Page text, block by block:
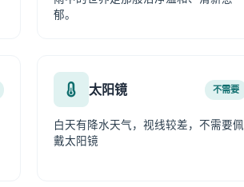
郁。
太阳镜 不需要
白天有降水天气，视线较差，不需要佩
戴太阳镜